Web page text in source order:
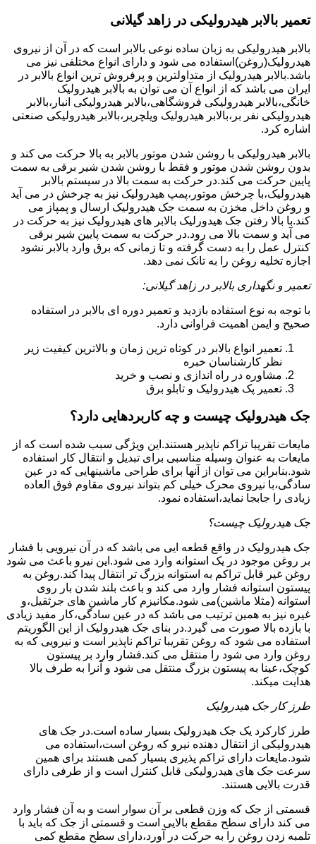
تعمیر بالابر هیدرولیکی در زاهد گیلانی
بالابر هیدرولیکی به زبان ساده نوعی بالابر است که در آن از نیروی
هیدرولیک(روغن)استفاده می شود و دارای انواع مختلفی نیز می
باشد.بالابر هیدرولیک از متداولترین و پرفروش ترین انواع بالابر در
ایران می باشد که از انواع آن می توان به بالابر هیدرولیک
خانگی،بالابر هیدرولیکی فروشگاهی،بالابر هیدرولیکی انبار،بالابر
هیدرولیکی نفر بر،بالابر هیدرولیک ویلچربر،بالابر هیدرولیکی صنعتی
اشاره کرد.
بالابر هیدرولیکی با روشن شدن موتور بالابر به بالا حرکت می کند و
بدون روشن شدن موتور و فقط با روشن شدن شیر برقی به سمت
پایین حرکت می کند.در حرکت به سمت بالا در سیستم بالابر
هیدرولیک،با چرخش موتور،پمپ هیدرولیک نیز به چرخش در می آید
و روغن داخل مخزن به سمت جک هیدرولیک ارسال و پمپاز می
کند.با بالا رفتن جک هیدورلیک بالابر های هیدرولیک نیز به حرکت در
می آید و سمت بالا می رود.در حرکت به سمت پایین شیر برقی
کنترل عمل را به دست گرفته و تا زمانی که برق وارد بالابر نشود
اجازه تخلیه روغن را به تانک نمی دهد.
تعمیر و نگهداری بالابر در زاهد گیلانی:
با توجه به نوع استفاده بازدید و تعمیر دوره ای بالابر در استفاده
صحیح و ایمن اهمیت فراوانی دارد.
تعمیر انواع بالابر در کوتاه ترین زمان و بالاترین کیفیت زیر
نظر کارشناسان خبره
مشاوره در راه اندازی و نصب و خرید
تعمیر پک هیدرولیک و تابلو برق
جک هیدرولیک چیست و چه کاربردهایی دارد؟
مایعات تقریبا تراکم ناپذیر هستند.این ویژگی سبب شده است که از
مایعات به عنوان وسیله مناسبی برای تبدیل و انتقال کار استفاده
شود.بنابراین می توان از آنها برای طراحی ماشینهایی که در عین
سادگی،با نیروی محرک خیلی کم بتواند نیروی مقاوم فوق العاده
زیادی را جابجا نماید،استفاده نمود.
جک هیدرولیک چیست؟
جک هیدرولیک در واقع قطعه ایی می باشد که در آن نیرویی با فشار
بر روغن موجود در یک استوانه وارد می شود.این نیرو باعث می شود
روغن غیر قابل تراکم به استوانه بزرگ تر انتقال پیدا کند.روغن به
پیستون استوانه فشار وارد می کند و باعث بلند شدن بار روی
استوانه (مثلا ماشین)می شود.مکانیزم کار ماشین های جرثقیل،و
غیره نیز به همین ترتیب می باشد که در عین سادگی،کار مفید زیادی
با بازده بالا صورت می گیرد.در بنای جک هیدرولیک از این الگوریتم
استفاده می شود که روغن تقریبا تراکم ناپذیر است و نیرویی که به
روغن وارد می شود را منتقل می کند.فشار وارد بر پیستون
کوچک،عینا به پیستون بزرگ منتقل می شود و آنرا به طرف بالا
هدایت میکند.
طرز کار جک هیدرولیک
طرز کارکرد یک جک هیدرولیک بسیار ساده است.در جک های
هیدرولیکی از انتقال دهنده نیرو که روغن است،استفاده می
شود.مایعات دارای تراکم پذیری بسیار کمی هستند برای همین
سرعت جک های هیدرولیکی قابل کنترل است و از طرفی دارای
قدرت بالایی هستند.
قسمتی از جک که وزن قطعی بر آن سوار است و به آن فشار وارد
می کند دارای سطح مقطع بالایی است و قسمتی از جک که باید با
تلمبه زدن روغن را به حرکت در آورد،دارای سطح مقطع کمی